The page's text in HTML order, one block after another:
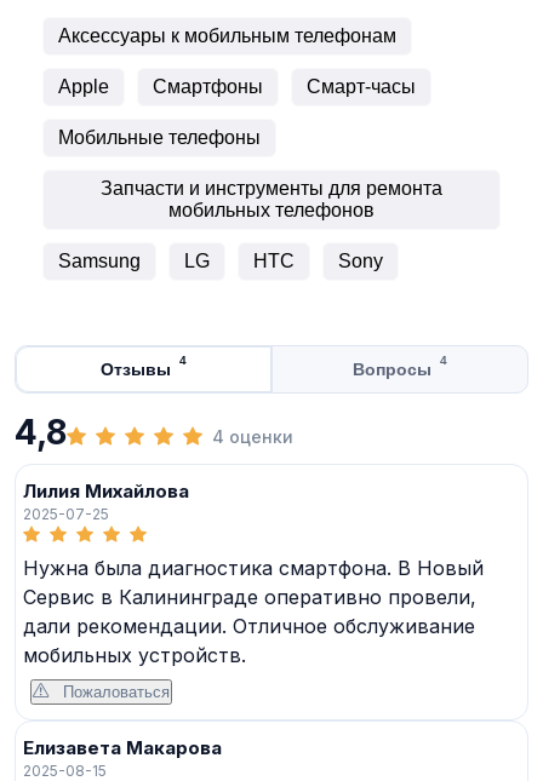
Аксессуары к мобильным телефонам
Apple Смартфоны Смарт-часы
Мобильные телефоны
Запчасти и инструменты для ремонта
мобильных телефонов
Samsung LG HTC Sony
Отзывы 4 Вопросы 4
4,8 4 оценки
Лилия Михайлова
2025-07-25
Нужна была диагностика смартфона. В Новый
Сервис в Калининграде оперативно провели,
дали рекомендации. Отличное обслуживание
мобильных устройств.
Пожаловаться
Елизавета Макарова
2025-08-15